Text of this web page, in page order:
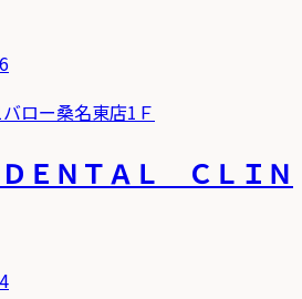
ロー桑名東店1Ｆ
ＥＮＴＡＬ ＣＬＩＮ